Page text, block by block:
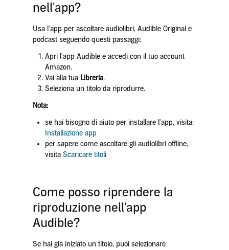
nell'app?
Usa l'app per ascoltare audiolibri, Audible Original e
podcast seguendo questi passaggi:
Apri l'app Audible e accedi con il tuo account
Amazon.
Vai alla tua Libreria.
Seleziona un titolo da riprodurre.
Nota:
se hai bisogno di aiuto per installare l'app, visita:
Installazione app
per sapere come ascoltare gli audiolibri offline,
visita Scaricare titoli
Come posso riprendere la
riproduzione nell'app
Audible?
Se hai già iniziato un titolo, puoi selezionare